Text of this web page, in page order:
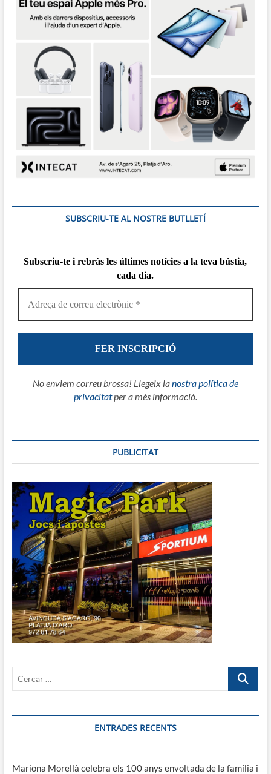
SUBSCRIU-TE AL NOSTRE BUTLLETÍ
Subscriu-te i rebràs lesúltimes notícies a la teva bústia,
cada dia.
No enviem correu brossa! Llegeix lanostra política de
privacitatper a més informació.
PUBLICITAT
Cercar
ENTRADES RECENTS
Mariona Morellà celebra els 100 anys envoltada de la família i